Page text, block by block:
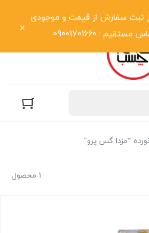
ثبت سفارش از قیمت و موجودی
: 09001701660
“مزدا گس پرو”
1 محصول